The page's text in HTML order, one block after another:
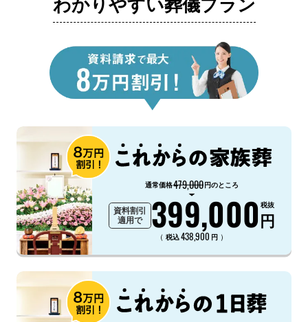
通常価格479,000円のところ
資料割引
適用で
399,000円
税抜
（ 税込438,900 円 ）